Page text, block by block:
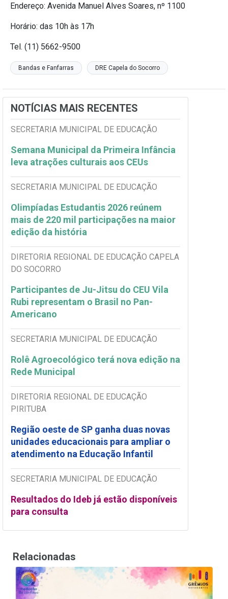
Endereço: Avenida Manuel Alves Soares, nº 1100
Horário: das 10h às 17h
Tel. (11) 5662-9500
Bandas e Fanfarras DRE Capela do Socorro
NOTÍCIAS MAIS RECENTES
SECRETARIA MUNICIPAL DE EDUCAÇÃO
Semana Municipal da Primeira Infância
leva atrações culturais aos CEUs
SECRETARIA MUNICIPAL DE EDUCAÇÃO
Olimpíadas Estudantis 2026 reúnem
mais de 220 mil participações na maior
edição da história
DIRETORIA REGIONAL DE EDUCAÇÃO CAPELA
DO SOCORRO
Participantes de Ju-Jitsu do CEU Vila
Rubi representam o Brasil no Pan-
Americano
SECRETARIA MUNICIPAL DE EDUCAÇÃO
Rolê Agroecológico terá nova edição na
Rede Municipal
DIRETORIA REGIONAL DE EDUCAÇÃO
PIRITUBA
Região oeste de SP ganha duas novas
unidades educacionais para ampliar o
atendimento na Educação Infantil
SECRETARIA MUNICIPAL DE EDUCAÇÃO
Resultados do Ideb já estão disponíveis
para consulta
Relacionadas